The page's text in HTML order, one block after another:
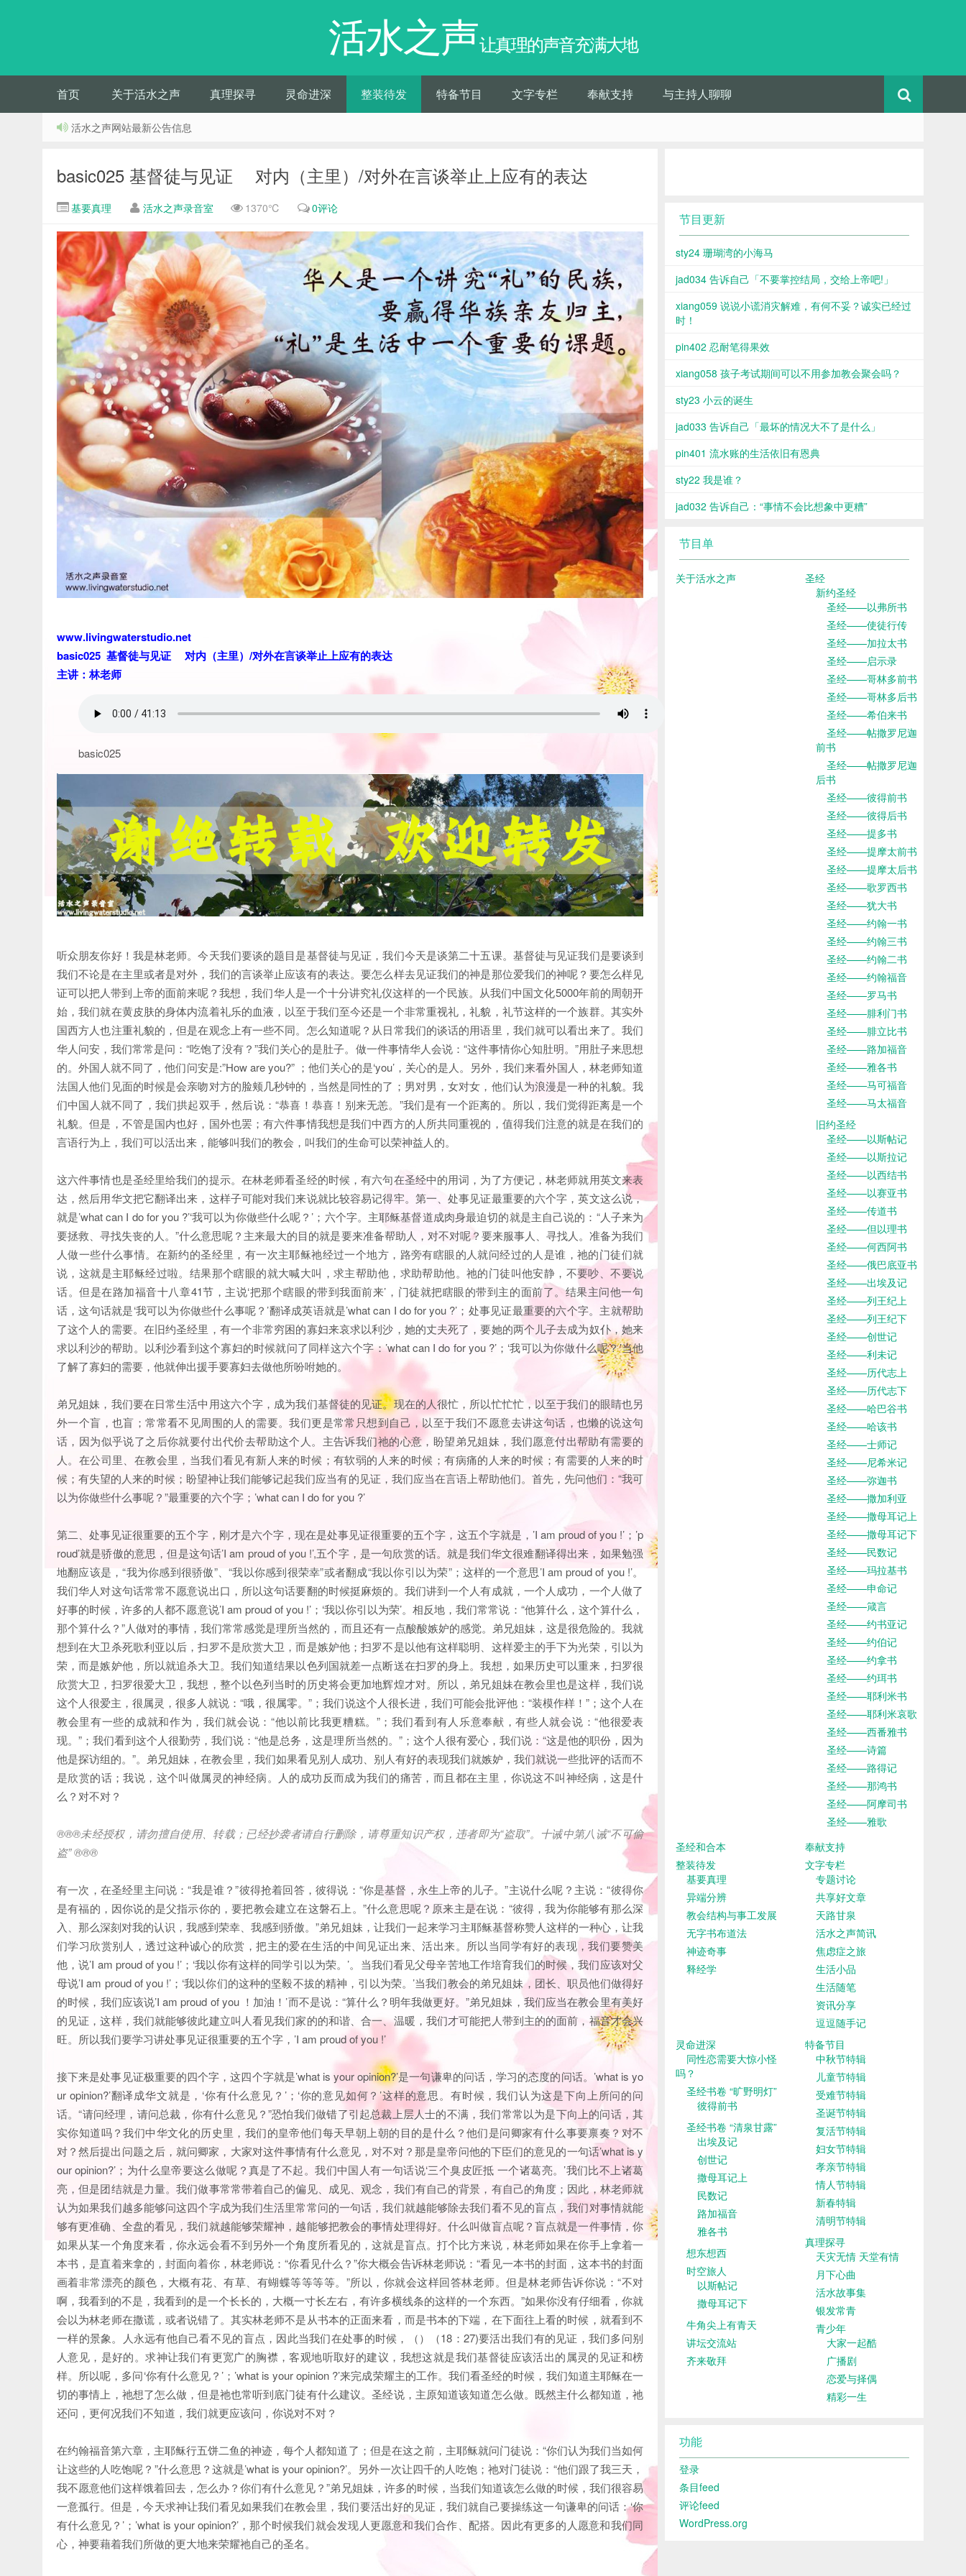
活水之声让真理的声音充满大地
首页 关于活水之声 真理探寻 灵命进深 整装待发 特备节目 文字专栏 奉献支持 与主持人聊聊
活水之声网站最新公告信息
basic025 基督徒与见证 对内（主里）/对外在言谈举止上应有的表达
基要真理 活水之声录音室 1370℃ 0评论
www.livingwaterstudio.net
basic025 基督徒与见证 对内（主里）/对外在言谈举止上应有的表达
主讲：林老师
basic025
听众朋友你好！我是林老师。今天我们要谈的题目是基督徒与见证，我们今天是谈第二十五课。基督徒与见证我们是要谈到
我们不论是在主里或者是对外，我们的言谈举止应该有的表达。要怎么样去见证我们的神是那位爱我们的神呢？要怎么样见
证可以把人带到上帝的面前来呢？我想，我们华人是一个十分讲究礼仪这样的一个民族。从我们中国文化5000年前的周朝开
始，我们就在黄皮肤的身体内流着礼乐的血液，以至于我们至今还是一个非常重视礼，礼貌，礼节这样的一个族群。其实外
国西方人也注重礼貌的，但是在观念上有一些不同。怎么知道呢？从日常我们的谈话的用语里，我们就可以看出来了。我们
华人问安，我们常常是问：“吃饱了没有？”我们关心的是肚子。做一件事情华人会说：“这件事情你心知肚明。”用肚子来思想
的。外国人就不同了，他们问安是:”How are you?” ；他们关心的是‘you’，关心的是人。另外，我们来看外国人，林老师知道
法国人他们见面的时候是会亲吻对方的脸颊几秒钟的，当然是同性的了；男对男，女对女，他们认为浪漫是一种的礼貌。我
们中国人就不同了，我们拱起双手，然后说：“恭喜！恭喜！别来无恙。”我们是有一个距离的。所以，我们觉得距离是一个
礼貌。但是，不管是国内也好，国外也罢；有六件事情我想是我们中西方的人所共同重视的，值得我们注意的就是在我们的
言语行为上，我们可以活出来，能够叫我们的教会，叫我们的生命可以荣神益人的。
这六件事情也是圣经里给我们的提示。在林老师看圣经的时候，有六句在圣经中的用词，为了方便记，林老师就用英文来表
达，然后用华文把它翻译出来，这样子可能对我们来说就比较容易记得牢。第一、处事见证最重要的六个字，英文这么说，
就是’what can I do for you ?’‘我可以为你做些什么呢？’；六个字。主耶稣基督道成肉身最迫切的就是主自己说的：“人子来为
要拯救、寻找失丧的人。”什么意思呢？主来最大的目的就是要来准备帮助人，对不对呢？要来服事人、寻找人。准备为我们
人做一些什么事情。在新约的圣经里，有一次主耶稣祂经过一个地方，路旁有瞎眼的人就问经过的人是谁，祂的门徒们就
说，这就是主耶稣经过啦。结果那个瞎眼的就大喊大叫，求主帮助他，求助帮助他。祂的门徒叫他安静，不要吵、不要说
话。但是在路加福音十八章41节，主说‘把那个瞎眼的带到我面前来’，门徒就把瞎眼的带到主的面前了。结果主问他一句
话，这句话就是‘我可以为你做些什么事呢？’翻译成英语就是’what can I do for you ?’；处事见证最重要的六个字。主就帮助
了这个人的需要。在旧约圣经里，有一个非常穷困的寡妇来哀求以利沙，她的丈夫死了，要她的两个儿子去成为奴仆，她来
求以利沙的帮助。以利沙看到这个寡妇的时候就问了同样这六个字：’what can I do for you ?’；‘我可以为你做什么呢？’当他
了解了寡妇的需要，他就伸出援手要寡妇去做他所吩咐她的。
弟兄姐妹，我们要在日常生活中用这六个字，成为我们基督徒的见证。现在的人很忙，所以忙忙忙，以至于我们的眼睛也另
外一个盲，也盲；常常看不见周围的人的需要。我们更是常常只想到自己，以至于我们不愿意去讲这句话，也懒的说这句
话，因为似乎说了之后你就要付出代价去帮助这个人。主告诉我们祂的心意，盼望弟兄姐妹，我们愿意付出帮助有需要的
人。在公司里、在教会里，当我们看见有新人来的时候；有软弱的人来的时候；有病痛的人来的时候；有需要的人来的时
候；有失望的人来的时候；盼望神让我们能够记起我们应当有的见证，我们应当在言语上帮助他们。首先，先问他们：“我可
以为你做些什么事呢？”最重要的六个字；’what can I do for you ?’
第二、处事见证很重要的五个字，刚才是六个字，现在是处事见证很重要的五个字，这五个字就是，’I am proud of you !’；’p
roud’就是骄傲的意思，但是这句话’I am proud of you !’,五个字，是一句欣赏的话。就是我们华文很难翻译得出来，如果勉强
地翻应该是，“我为你感到很骄傲”、“我以你感到很荣幸”或者翻成“我以你引以为荣”；这样的一个意思’I am proud of you !’。
我们华人对这句话常常不愿意说出口，所以这句话要翻的时候挺麻烦的。我们讲到一个人有成就，一个人成功，一个人做了
好事的时候，许多的人都不愿意说’I am proud of you !’；‘我以你引以为荣’。相反地，我们常常说：“他算什么，这个算什么，
那个算什么？”人做对的事情，我们常常感觉是理所当然的，而且还有一点酸酸嫉妒的感觉。弟兄姐妹，这是很危险的。我就
想到在大卫杀死歌利亚以后，扫罗不是欣赏大卫，而是嫉妒他；扫罗不是以他有这样聪明、这样爱主的手下为光荣，引以为
荣，而是嫉妒他，所以就追杀大卫。我们知道结果以色列国就差一点断送在扫罗的身上。我想，如果历史可以重来，扫罗很
欣赏大卫，扫罗很爱大卫，我想，整个以色列当时的历史将会更加地辉煌才对。所以，弟兄姐妹在教会里也是这样，我们说
这个人很爱主，很属灵，很多人就说：“哦，很属零。”；我们说这个人很长进，我们可能会批评他：“装模作样！”；这个人在
教会里有一些的成就和作为，我们就会说：“他以前比我更糟糕。”；我们看到有人乐意奉献，有些人就会说：“他很爱表
现。”；我们看到这个人很勤劳，我们说：“他是总务，这是理所当然的。”；这个人很有爱心，我们说：“这是他的职份，因为
他是探访组的。”。弟兄姐妹，在教会里，我们如果看见别人成功、别人有好的表现我们就嫉妒，我们就说一些批评的话而不
是欣赏的话；我说，这个叫做属灵的神经病。人的成功反而成为我们的痛苦，而且都在主里，你说这不叫神经病，这是什
么？对不对？
®®®未经授权，请勿擅自使用、转载；已经抄袭者请自行删除，请尊重知识产权，违者即为“盗取”。十诫中第八诫“不可偷
盗” ®®®
有一次，在圣经里主问说：“我是谁？”彼得抢着回答，彼得说：“你是基督，永生上帝的儿子。”主说什么呢？主说：“彼得你
是有福的，因你说的是父指示你的，要把教会建立在这磐石上。”什么意思呢？原来主是在说：“彼得，我为你能够有那么深
入、那么深刻对我的认识，我感到荣幸、我感到骄傲。”弟兄姐妹，让我们一起来学习主耶稣基督称赞人这样的一种心，让我
们学习欣赏别人，透过这种诚心的欣赏，把主的爱在生活的中间见证出来、活出来。所以当同学有好的表现，我们要赞美
他，说’I am proud of you !’；‘我以你有这样的同学引以为荣。’。当我们看见父母辛苦地工作培育我们的时候，我们应该对父
母说’I am proud of you !’；‘我以你们的这种的坚毅不拔的精神，引以为荣。’当我们教会的弟兄姐妹，团长、职员他们做得好
的时候，我们应该说’I am proud of you ！加油！’而不是说：“算什么？明年我做更好。”弟兄姐妹，我们应当在教会里有美好
的见证，这样，我们就能够彼此建立叫人看见我们家的的和谐、合一、温暖，我们才可能把人带到主的的面前，福音才会兴
旺。所以我们要学习讲处事见证很重要的五个字，’I am proud of you !’
接下来是处事见证极重要的四个字，这四个字就是’what is your opinion?’是一句谦卑的问话，学习的态度的问话。’what is yo
ur opinion?’翻译成华文就是，‘你有什么意见？’；‘你的意见如何？’这样的意思。有时候，我们认为这是下向上所问的问
话。“请问经理，请问总裁，你有什么意见？”恐怕我们做错了引起总裁上层人士的不满，我们常常以为是下向上的问话，其
实你知道吗？我们中华文化的历史里，我们的皇帝他们每天早朝上朝的目的是什么？他们是问卿家有什么事要禀奏？对不
对？然后提出问题之后，就问卿家，大家对这件事情有什么意见，对不对？那是皇帝问他的下臣们的意见的一句话’what is y
our opinion?’；为什么皇帝要这么做呢？真是了不起。我们中国人有一句话说‘三个臭皮匠抵 一个诸葛亮。’我们比不上诸葛
亮，但是团结就是力量。我们做事常常带着自己的偏见、成见、观念，我们有自己的背景，有自己的角度；因此，林老师就
认为如果我们越多能够问这四个字成为我们生活里常常问的一句话，我们就越能够除去我们看不见的盲点，我们对事情就能
够有更准确、全盘的看见，我们就越能够荣耀神，越能够把教会的事情处理得好。什么叫做盲点呢？盲点就是一件事情，你
如果从某一个角度来看，你永远会看不到另外一个角度所看见的，这就是盲点。打个比方来说，林老师如果在你手上拿着一
本书，是直着来拿的，封面向着你，林老师说：“你看见什么？”你大概会告诉林老师说：“看见一本书的封面，这本书的封面
画着非常漂亮的颜色，大概有花、有草、有蝴蝶等等等等。”所以，你就会这样回答林老师。但是林老师告诉你说：“不对
啊，我看到的不是，我看到的是一个长长的，大概一寸长左右，有许多横线条的这样的一个东西。”如果你没有仔细看，你就
会以为林老师在撒谎，或者说错了。其实林老师不是从书本的正面来看，而是书本的下端，在下面往上看的时候，就看到不
一样的景象。人永远有他自己看不见的盲点，因此当我们在处事的时候，（）（18：27)要活出我们有的见证，我们多问别
人意见，是好的。求神让我们有更宽广的胸襟，客观地听取好的建议，我想这就是我们基督徒应该活出的属灵的见证和榜
样。所以呢，多问‘你有什么意见？’；’what is your opinion ?’来完成荣耀主的工作。我们看圣经的时候，我们知道主耶稣在一
切的事情上，祂想了怎么做，但是祂也常听到底门徒有什么建议。圣经说，主原知道该知道怎么做。既然主什么都知道，祂
还问，更何况我们不知道，我们就更应该问，你说对不对？
在约翰福音第六章，主耶稣行五饼二鱼的神迹，每个人都知道了；但是在这之前，主耶稣就问门徒说：“你们认为我们当如何
让这些的人吃饱呢？”什么意思？这就是’what is your opinion?’。另外一次让四千的人吃饱；祂对门徒说：“他们跟了我三天，
我不愿意他们这样饿着回去，怎么办？你们有什么意见？”弟兄姐妹，许多的时候，当我们知道该怎么做的时候，我们很容易
一意孤行。但是，今天求神让我们看见如果我们在教会里，我们要活出好的见证，我们就自己要操练这一句谦卑的问话：‘你
有什么意见？’；’what is your opinion?’，那个时候我们就会发现人更愿意和我们合作、配搭。因此有更多的人愿意和我们同
心，神要藉着我们所做的更大地来荣耀祂自己的圣名。
节目更新
sty24 珊瑚湾的小海马
jad034 告诉自己「不要掌控结局，交给上帝吧!」
xiang059 说说小谎消灾解难，有何不妥？诚实已经过
时！
pin402 忍耐笔得果效
xiang058 孩子考试期间可以不用参加教会聚会吗？
sty23 小云的诞生
jad033 告诉自己「最坏的情况大不了是什么」
pin401 流水账的生活依旧有恩典
sty22 我是谁？
jad032 告诉自己：“事情不会比想象中更糟”
节目单
关于活水之声
圣经
新约圣经
圣经——以弗所书
圣经——使徒行传
圣经——加拉太书
圣经——启示录
圣经——哥林多前书
圣经——哥林多后书
圣经——希伯来书
圣经——帖撒罗尼迦
前书
圣经——帖撒罗尼迦
后书
圣经——彼得前书
圣经——彼得后书
圣经——提多书
圣经——提摩太前书
圣经——提摩太后书
圣经——歌罗西书
圣经——犹大书
圣经——约翰一书
圣经——约翰三书
圣经——约翰二书
圣经——约翰福音
圣经——罗马书
圣经——腓利门书
圣经——腓立比书
圣经——路加福音
圣经——雅各书
圣经——马可福音
圣经——马太福音
旧约圣经
圣经——以斯帖记
圣经——以斯拉记
圣经——以西结书
圣经——以赛亚书
圣经——传道书
圣经——但以理书
圣经——何西阿书
圣经——俄巴底亚书
圣经——出埃及记
圣经——列王纪上
圣经——列王纪下
圣经——创世记
圣经——利未记
圣经——历代志上
圣经——历代志下
圣经——哈巴谷书
圣经——哈该书
圣经——士师记
圣经——尼希米记
圣经——弥迦书
圣经——撒加利亚
圣经——撒母耳记上
圣经——撒母耳记下
圣经——民数记
圣经——玛拉基书
圣经——申命记
圣经——箴言
圣经——约书亚记
圣经——约伯记
圣经——约拿书
圣经——约珥书
圣经——耶利米书
圣经——耶利米哀歌
圣经——西番雅书
圣经——诗篇
圣经——路得记
圣经——那鸿书
圣经——阿摩司书
圣经——雅歌
圣经和合本
奉献支持
整装待发
基要真理
异端分辨
教会结构与事工发展
无字书布道法
神迹奇事
释经学
文字专栏
专题讨论
共享好文章
天路甘泉
活水之声简讯
焦虑症之旅
生活小品
生活随笔
资讯分享
逗逗随手记
灵命进深
同性恋需要大惊小怪
吗？
圣经书卷 “旷野明灯”
彼得前书
圣经书卷 “清泉甘露”
出埃及记
创世记
撒母耳记上
民数记
路加福音
雅各书
想东想西
时空旅人
以斯帖记
撒母耳记下
牛角尖上有青天
讲坛交流站
齐来敬拜
特备节目
中秋节特辑
儿童节特辑
受难节特辑
圣诞节特辑
复活节特辑
妇女节特辑
孝亲节特辑
情人节特辑
新春特辑
清明节特辑
真理探寻
天灾无情 天堂有情
月下心曲
活水故事集
银发常青
青少年
大家一起酷
广播剧
恋爱与择偶
精彩一生
功能
登录
条目feed
评论feed
WordPress.org